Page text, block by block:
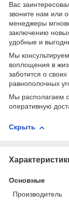
Вас
звоните нам или
менеджеры
заключению
удобные и
Мы
воплощения в
заботится о
равнополочных
Мы располагаем
оперативную
Скрыть
Основные
Производитель